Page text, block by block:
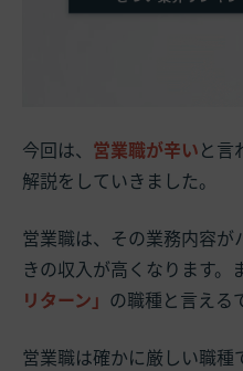
今回は、 営業職が辛いと言
解説をしていきました。
営業職は、その業務内容が
きの収入が高くなります。
リターン」 の職種と言える
営業職は確かに厳しい職種